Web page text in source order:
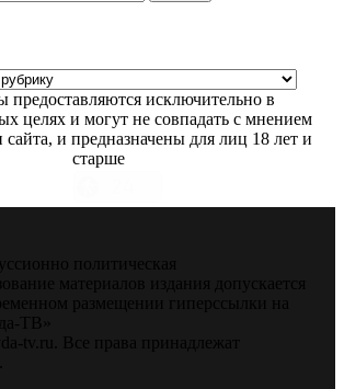
предоставляются исключительно в
целях и могут не совпадать с мнением
и предназначены для лиц 18 лет и
старше
политическая
материалов издания допускается
размещении гиперссылки на
ТВ»
tv.ru. Все права принадлежат